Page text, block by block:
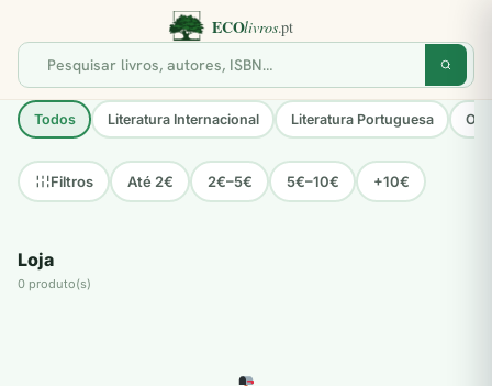
Todos Literatura Internacional Literatura Portuguesa
Filtros Até 2€ 2€–5€ 5€–10€ +10€
Loja
0 produto(s)